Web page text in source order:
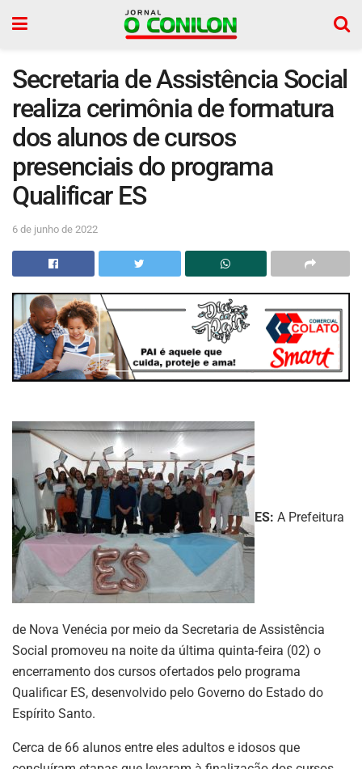
Secretaria de Assistência Social
realiza cerimônia de formatura
dos alunos de cursos
presenciais do programa
Qualificar ES
6 de junho de 2022
ES: A Prefeitura
de Nova Venécia por meio da Secretaria de Assistência
Social promoveu na noite da última quinta-feira (02) o
encerramento dos cursos ofertados pelo programa
Qualificar ES, desenvolvido pelo Governo do Estado do
Espírito Santo.
Cerca de 66 alunos entre eles adultos e idosos que